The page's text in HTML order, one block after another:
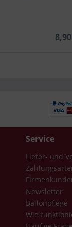
Service
Liefer- und
Newsletter
Ballonpflege
Wie